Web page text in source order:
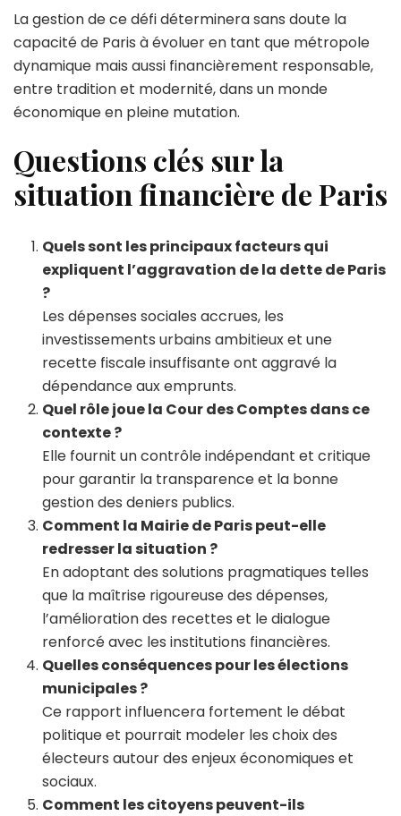
La gestion de ce défi déterminera sans doute la
capacité de Paris à évoluer en tant que métropole
dynamique mais aussi financièrement responsable,
entre tradition et modernité, dans un monde
économique en pleine mutation.
Questions clés sur la
situation financière de Paris
Quels sont les principaux facteurs qui
expliquent l’aggravation de la dette de Paris
?
Les dépenses sociales accrues, les
investissements urbains ambitieux et une
recette fiscale insuffisante ont aggravé la
dépendance aux emprunts.
Quel rôle joue la Cour des Comptes dans ce
contexte ?
Elle fournit un contrôle indépendant et critique
pour garantir la transparence et la bonne
gestion des deniers publics.
Comment la Mairie de Paris peut-elle
redresser la situation ?
En adoptant des solutions pragmatiques telles
que la maîtrise rigoureuse des dépenses,
l’amélioration des recettes et le dialogue
renforcé avec les institutions financières.
Quelles conséquences pour les élections
municipales ?
Ce rapport influencera fortement le débat
politique et pourrait modeler les choix des
électeurs autour des enjeux économiques et
sociaux.
Comment les citoyens peuvent-ils